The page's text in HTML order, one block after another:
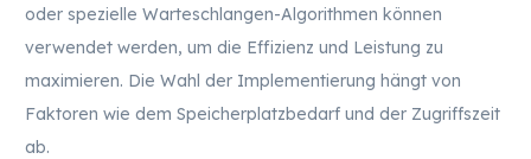
oder spezielle Warteschlangen-Algorithmen können
verwendet werden, um die Effizienz und Leistung zu
maximieren. Die Wahl der Implementierung hängt von
Faktoren wie dem Speicherplatzbedarf und der Zugriffszeit
ab.